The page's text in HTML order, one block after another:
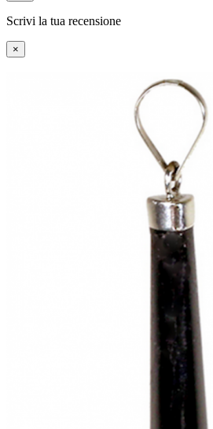
Scrivi la tua recensione
×